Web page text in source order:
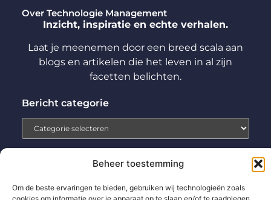
Beheer toestemming
Om de beste ervaringen te bieden, gebruiken wij technologieën zoals
Over Technologie Management
Inzicht, inspiratie en echte verhalen.
Laat je meenemen door een breed scala aan
blogs en artikelen die het leven in al zijn
facetten belichten.
Bericht categorie